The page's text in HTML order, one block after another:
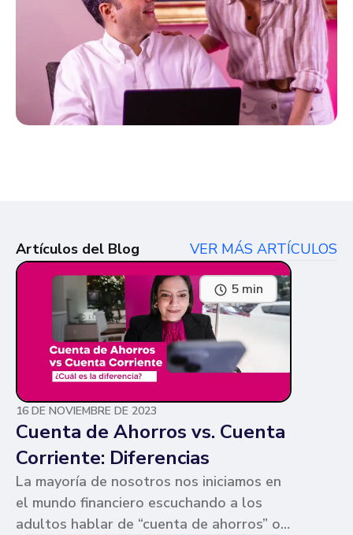
Artículos del Blog VER MÁS ARTÍCULOS
5 min
16 DE NOVIEMBRE DE 2023
Cuenta de Ahorros vs. Cuenta
Corriente: Diferencias
La mayoría de nosotros nos iniciamos en
el mundo financiero escuchando a los
adultos hablar de “cuenta de ahorros” o